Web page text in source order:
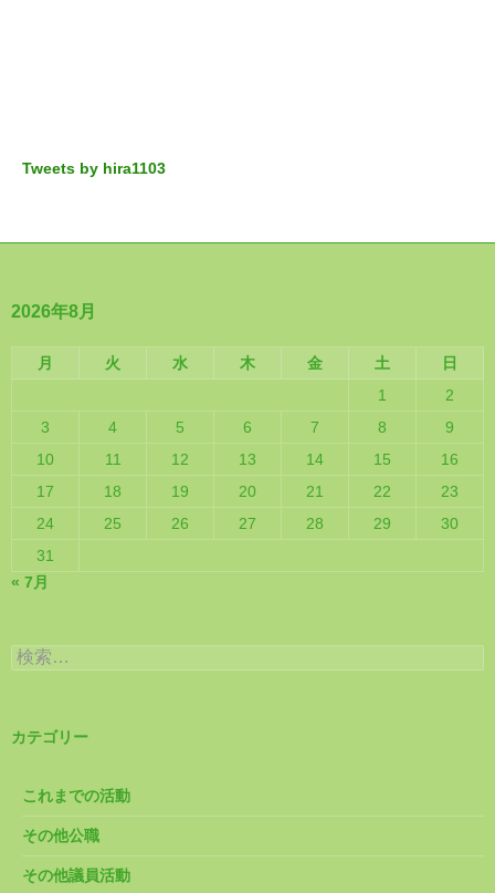
Tweets by hira1103
2026年8月
月 火 水 木 金 土
日
1
2
3
4 5 6 7 8
9
10
11 12 13 14 15
16
17
18 19 20 21 22
23
24
25 26 27 28 29
30
31
« 7月
検
索:
カテゴリー
これまでの活動
その他公職
その他議員活動